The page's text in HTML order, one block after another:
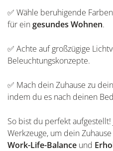
✅ Wähle beruhigende
für eingesundes Wohnen.
✅ Achte auf großzügige
Beleuchtungskonzepte.
✅ Mach dein Zuhause zu
indem du es nach deinen
So bist du perfekt
Werkzeuge, um dein
Work-Life-Balance und